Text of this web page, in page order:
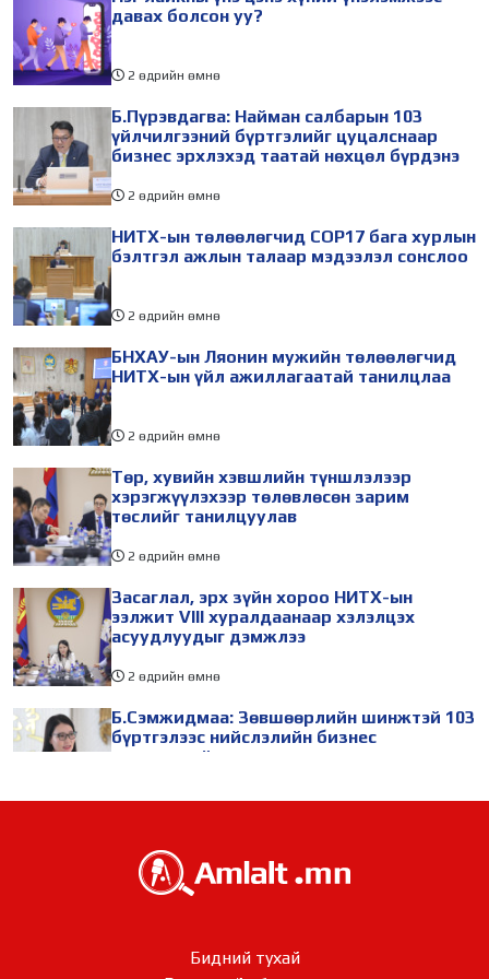
давах болсон уу?
2 өдрийн өмнө
Б.Пүрэвдагва: Найман салбарын 103
үйлчилгээний бүртгэлийг цуцалснаар
бизнес эрхлэхэд таатай нөхцөл бүрдэнэ
2 өдрийн өмнө
НИТХ-ын төлөөлөгчид COP17 бага хурлын
бэлтгэл ажлын талаар мэдээлэл сонслоо
2 өдрийн өмнө
БНХАУ-ын Ляонин мужийн төлөөлөгчид
НИТХ-ын үйл ажиллагаатай танилцлаа
2 өдрийн өмнө
Төр, хувийн хэвшлийн түншлэлээр
хэрэгжүүлэхээр төлөвлөсөн зарим
төслийг танилцуулав
2 өдрийн өмнө
Засаглал, эрх зүйн хороо НИТХ-ын
ээлжит VIII хуралдаанаар хэлэлцэх
асуудлуудыг дэмжлээ
2 өдрийн өмнө
Б.Сэмжидмаа: Зөвшөөрлийн шинжтэй 103
бүртгэлээс нийслэлийн бизнес
эрхлэгчдийг чөлөөллөө
төсвийн талаарх ерөнхий хяналтын
сонсгол зохион байгуулсан байна
УИХ-ын дарга С.Бямбацогт төрийг
Бидний тухай